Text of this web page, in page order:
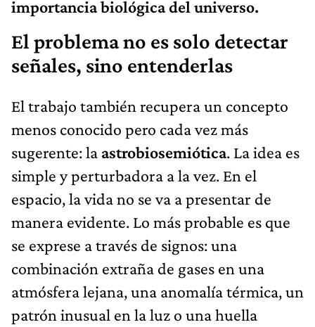
importancia biológica del universo.
El problema no es solo detectar
señales, sino entenderlas
El trabajo también recupera un concepto
menos conocido pero cada vez más
sugerente: la astrobiosemiótica. La idea es
simple y perturbadora a la vez. En el
espacio, la vida no se va a presentar de
manera evidente. Lo más probable es que
se exprese a través de signos: una
combinación extraña de gases en una
atmósfera lejana, una anomalía térmica, un
patrón inusual en la luz o una huella